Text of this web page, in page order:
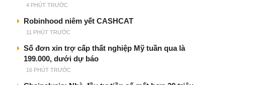
4 PHÚT TRƯỚC
Robinhood niêm yết CASHCAT
11 PHÚT TRƯỚC
Số đơn xin trợ cấp thất nghiệp Mỹ tuần qua là
199.000, dưới dự báo
16 PHÚT TRƯỚC